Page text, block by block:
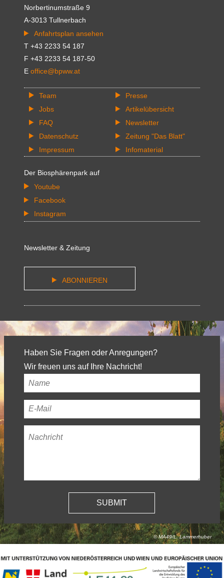
Norbertinumstraße 9
A-3013 Tullnerbach
Anfahrtsplan ansehen
T +43 2233 54 187
F +43 2233 54 187-50
E office@bpww.at
Team
Jobs
FAQ
Datenschutz
Impressum
Presse
Artikelübersicht
Newsletter
Zeitung "Das Blatt"
Infomaterial
Der Biosphärenpark auf
Youtube
Facebook
Instagram
Newsletter & Zeitung
ABONNIEREN
Haben Sie Fragen oder Anregungen?
Wir freuen uns auf Ihre Nachricht!
Ihr
Name*
Ihre
E-
Mail-
Nachricht*
© MA49/L. Lammerhuber